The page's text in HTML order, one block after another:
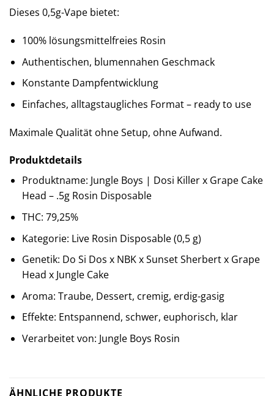
Dieses 0,5g-Vape bietet:
100% lösungsmittelfreies Rosin
Authentischen, blumennahen Geschmack
Konstante Dampfentwicklung
Einfaches, alltagstaugliches Format – ready to use
Maximale Qualität ohne Setup, ohne Aufwand.
Produktdetails
Produktname: Jungle Boys | Dosi Killer x Grape Cake
Head – .5g Rosin Disposable
THC: 79,25%
Kategorie: Live Rosin Disposable (0,5 g)
Genetik: Do Si Dos x NBK x Sunset Sherbert x Grape
Head x Jungle Cake
Aroma: Traube, Dessert, cremig, erdig-gasig
Effekte: Entspannend, schwer, euphorisch, klar
Verarbeitet von: Jungle Boys Rosin
ÄHNLICHE PRODUKTE